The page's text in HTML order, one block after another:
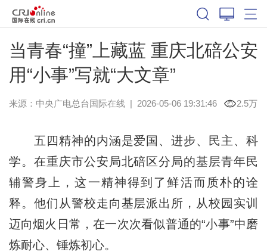
当青春“撞”上藏蓝 重庆北碚公安
用“小事”写就“大文章”
来源：中央广电总台国际在线| 2026-05-06 19:31:46 2.5万
五四精神的内涵是爱国、进步、民主、科
学。在重庆市公安局北碚区分局的基层青年民
辅警身上，这一精神得到了鲜活而质朴的诠
释。他们从警校走向基层派出所，从校园实训
迈向烟火日常，在一次次看似普通的“小事”中磨
炼耐心、锤炼初心。